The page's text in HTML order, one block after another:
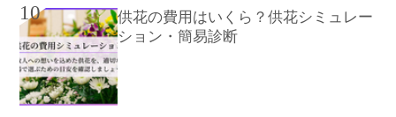
10
供花の費用はいくら？供花シミュレー
ション・簡易診断